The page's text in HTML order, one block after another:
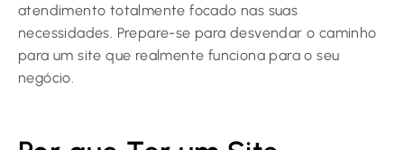
atendimento totalmente focado nas suas
necessidades. Prepare-se para desvendar o caminho
para um site que realmente funciona para o seu
negócio.